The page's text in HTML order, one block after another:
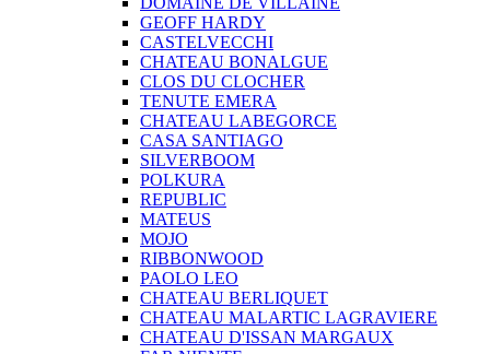
GEOFF HARDY
CASTELVECCHI
CHATEAU BONALGUE
CLOS DU CLOCHER
TENUTE EMERA
CHATEAU LABEGORCE
CASA SANTIAGO
SILVERBOOM
POLKURA
REPUBLIC
MATEUS
MOJO
RIBBONWOOD
PAOLO LEO
CHATEAU BERLIQUET
CHATEAU MALARTIC LAGRAVIERE
CHATEAU D'ISSAN MARGAUX